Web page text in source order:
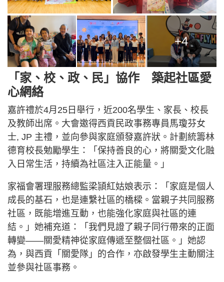
+4
「家、校、政、民」協作 築起社區愛
心網絡
嘉許禮於4月25日舉行，近200名學生、家長、校長
及教師出席。大會邀得西貢民政事務專員馬瓊芬女
士, JP 主禮，並向參與家庭頒發嘉許狀。計劃統籌林
德育校長勉勵學生：「保持善良的心，將關愛文化融
入日常生活，持續為社區注入正能量。」
家福會署理服務總監梁頴紅姑娘表示：「家庭是個人
成長的基石，也是連繫社區的橋樑。當親子共同服務
社區，既能增進互動，也能強化家庭與社區的連
結。」她補充道：「我們見證了親子同行帶來的正面
轉變——關愛精神從家庭傳遞至整個社區。」她認
為，與西貢「關愛隊」的合作，亦啟發學生主動關注
並參與社區事務。